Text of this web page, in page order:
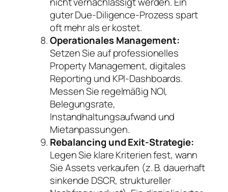
guter Due-Diligence-Prozess spart
oft mehr als er kostet.
Operationales Management:
Setzen Sie auf professionelles
Property Management, digitales
Reporting und KPI-Dashboards.
Messen Sie regelmäßig NOI,
Belegungsrate,
Instandhaltungsaufwand und
Mietanpassungen.
Rebalancing und Exit-Strategie:
Legen Sie klare Kriterien fest, wann
Sie Assets verkaufen (z. B. dauerhaft
sinkende DSCR, struktureller